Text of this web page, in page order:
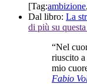
[Tag:ambizione,
Dal libro: La
di più su
“Nel
riuscito
mio
Fabio